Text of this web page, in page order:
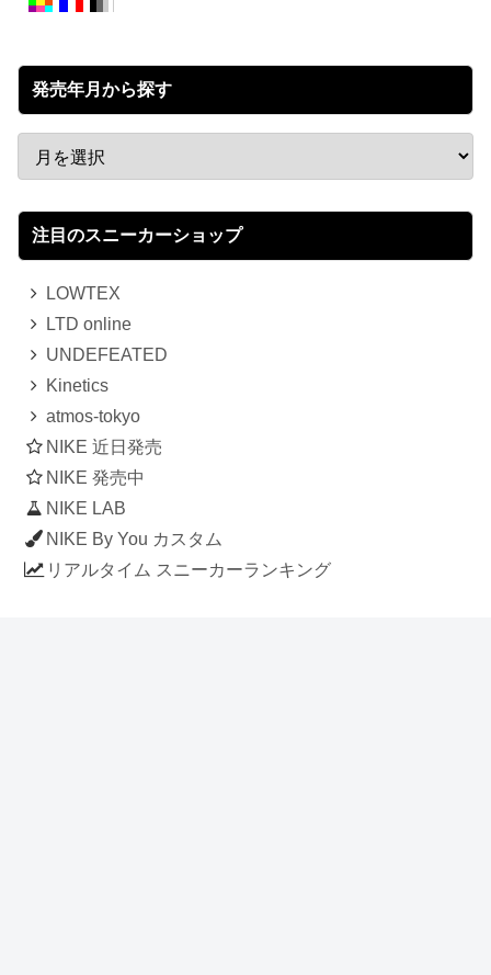
発売年月から探す
注目のスニーカーショップ
LOWTEX
LTD online
UNDEFEATED
Kinetics
atmos-tokyo
NIKE 近日発売
NIKE 発売中
NIKE LAB
NIKE By You カスタム
リアルタイム スニーカーランキング